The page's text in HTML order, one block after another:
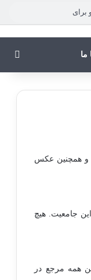
ما
و همچنین عکس
جامعیت. هیچ
همه مرجع در